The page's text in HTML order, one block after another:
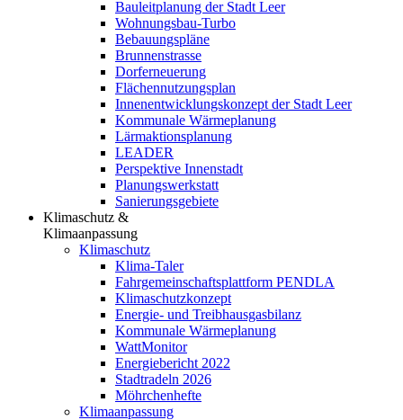
Bauleitplanung der Stadt Leer
Wohnungsbau-Turbo
Bebauungspläne
Brunnenstrasse
Dorferneuerung
Flächennutzungsplan
Innenentwicklungskonzept der Stadt Leer
Kommunale Wärmeplanung
Lärmaktionsplanung
LEADER
Perspektive Innenstadt
Planungswerkstatt
Sanierungsgebiete
Klimaschutz &
Klimaanpassung
Klimaschutz
Klima-Taler
Fahrgemeinschaftsplattform PENDLA
Klimaschutzkonzept
Energie- und Treibhausgasbilanz
Kommunale Wärmeplanung
WattMonitor
Energiebericht 2022
Stadtradeln 2026
Möhrchenhefte
Klimaanpassung